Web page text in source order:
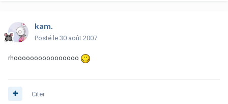
kam.
Posté le 30 août 2007
rhoooooooooooooooo
Citer